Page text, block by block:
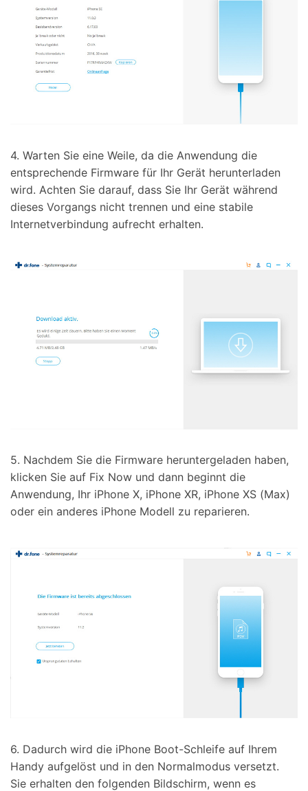
4. Warten Sie eine Weile, da die Anwendung die
entsprechende Firmware für Ihr Gerät herunterladen
wird. Achten Sie darauf, dass Sie Ihr Gerät während
dieses Vorgangs nicht trennen und eine stabile
Internetverbindung aufrecht erhalten.
5. Nachdem Sie die Firmware heruntergeladen haben,
klicken Sie auf Fix Now und dann beginnt die
Anwendung, Ihr iPhone X, iPhone XR, iPhone XS (Max)
oder ein anderes iPhone Modell zu reparieren.
6. Dadurch wird die iPhone Boot-Schleife auf Ihrem
Handy aufgelöst und in den Normalmodus versetzt.
Sie erhalten den folgenden Bildschirm, wenn es